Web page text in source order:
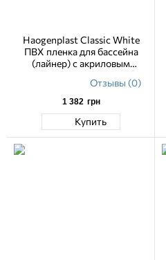
Haogenplast Classic White
ПВХ пленка для бассейна
(лайнер) с акриловым
Отзывы (0)
1 382 грн
Купить